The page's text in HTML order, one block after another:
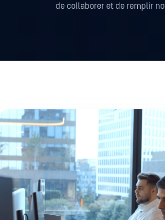
de collaborer et de remplir